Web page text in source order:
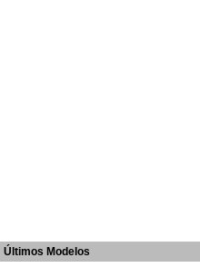
Últimos Modelos